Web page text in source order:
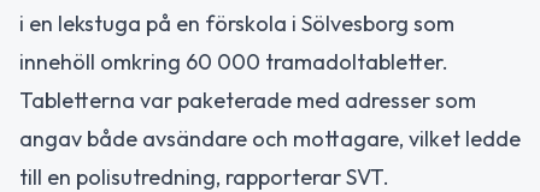
i en lekstuga på en förskola i Sölvesborg som
innehöll omkring 60 000 tramadoltabletter.
Tabletterna var paketerade med adresser som
angav både avsändare och mottagare, vilket ledde
till en polisutredning, rapporterar SVT.